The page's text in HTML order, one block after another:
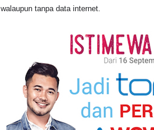
walaupun tanpa data internet.